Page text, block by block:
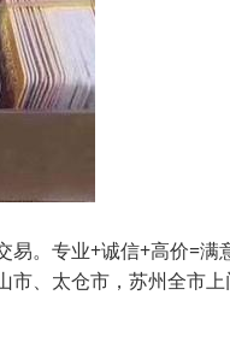
。专业+诚信+高价=
、太仓市，苏州全市